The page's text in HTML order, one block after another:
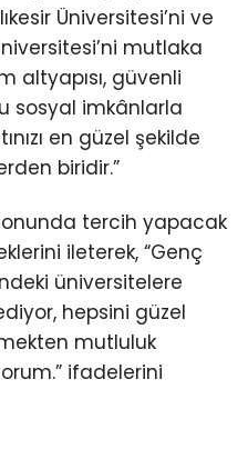
Üniversitesi’ni ve
mutlaka
altyapısı, güvenli
sosyal imkânlarla
en güzel şekilde
biridir.”
tercih yapacak
ileterek, “Genç
üniversitelere
hepsini güzel
mutluluk
ifadelerini